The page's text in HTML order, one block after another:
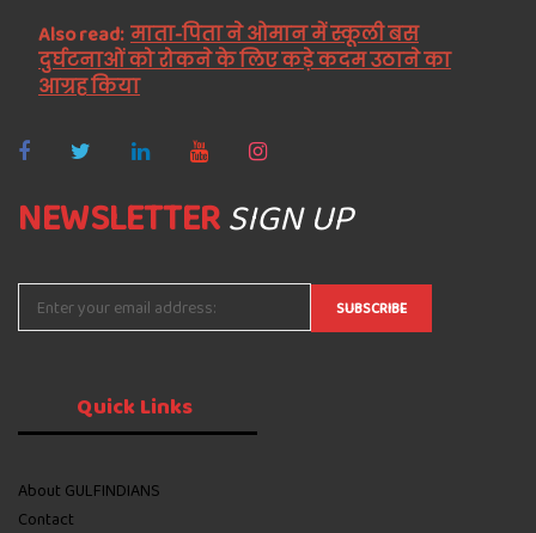
Also read: माता-पिता ने ओमान में स्कूली बस
दुर्घटनाओं को रोकने के लिए कड़े कदम उठाने का
आग्रह किया
NEWSLETTERSIGN UP
QuickLinks
About GULFINDIANS
Contact